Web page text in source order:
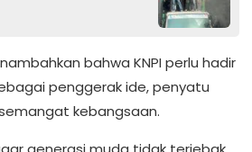
Provinsi Sulsel
bahwa KNPI perlu hadir
penggerak ide, penyatu
kebangsaan.